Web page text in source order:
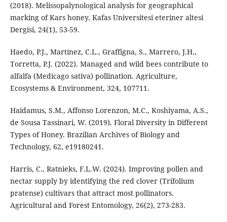
(2018). Melissopalynological analysis for geographical
marking of Kars honey. Kafas Universitesi eteriner altesi
Dergisi, 24(1), 53-59.
Haedo, P.J., Martínez, C.L., Graffigna, S., Marrero, J.H.,
Torretta, P.J. (2022). Managed and wild bees contribute to
alfalfa (Medicago sativa) pollination. Agriculture,
Ecosystems & Environment, 324, 107711.
Haidamus, S.M., Affonso Lorenzon, M.C., Koshiyama, A.S.,
de Sousa Tassinari, W. (2019). Floral Diversity in Different
Types of Honey. Brazilian Archives of Biology and
Technology, 62, e19180241.
Harris, C., Ratnieks, F.L.W. (2024). Improving pollen and
nectar supply by identifying the red clover (Trifolium
pratense) cultivars that attract most pollinators.
Agricultural and Forest Entomology, 26(2), 273-283.